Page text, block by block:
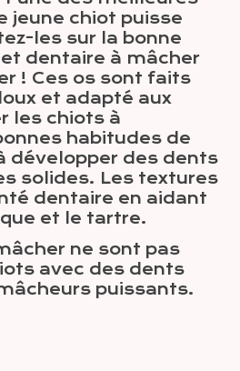
jeune chiot puisse
les sur la bonne
dentaire à mâcher
! Ces os sont faits
et adapté aux
les chiots à
habitudes de
développer des dents
solides. Les textures
dentaire en aidant
et le tartre.
ne sont pas
avec des dents
puissants.